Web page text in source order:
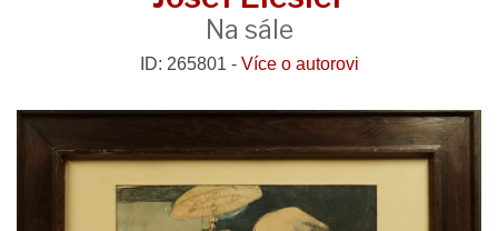
Na sále
ID: 265801 - Více o autorovi